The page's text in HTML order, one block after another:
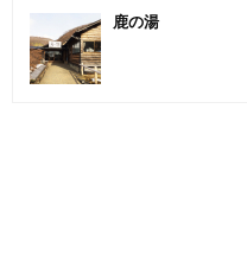
鹿の湯